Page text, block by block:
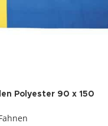
Polyester 90 x 150